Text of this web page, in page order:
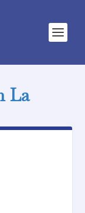
La